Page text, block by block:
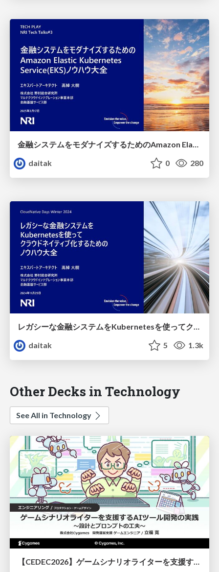
金融システムをモダナイズするためのAmazon Elastic Kubernetes Service(EKS)ノウハウ大全
daitak
0 280
レガシーな金融システムをKubernetesを使ってクラウドネイティブ化するためのノウハウ大全
daitak
5 1.3k
Other Decks in Technology
See All in Technology